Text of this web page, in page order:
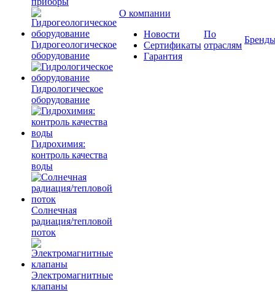
Гидрогеологическое
оборудование
Гидрологическое
оборудование
Гидрохимия:
контроль качества
воды
Солнечная
радиация/тепловой
поток
Электромагнитные
клапаны
О компании
Новости
Сертификаты
Гарантия
По
отраслям